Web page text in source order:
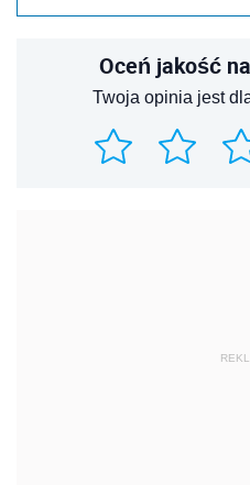
Oceń jakość
Twoja opinia jest